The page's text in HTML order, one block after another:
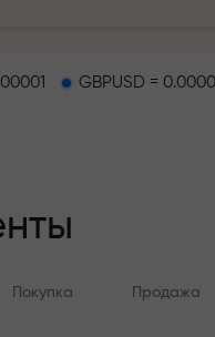
на
GBPUSD =
Покупка Продажа